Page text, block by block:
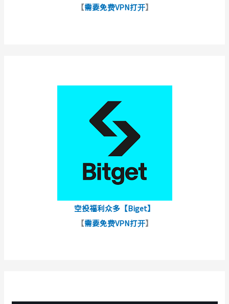
【需要免费VPN打开】
空投福利众多【Biget】
【需要免费VPN打开】